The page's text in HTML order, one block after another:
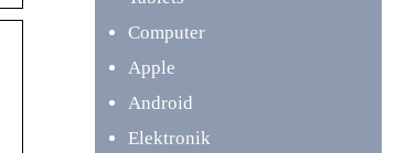
Computer
Apple
Android
Elektronik